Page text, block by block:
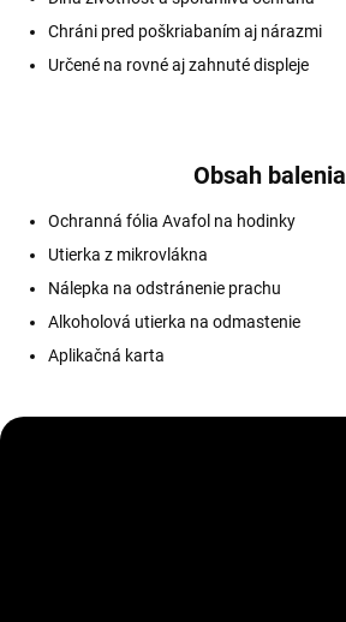
Chráni pred poškriabaním aj nárazmi
Určené na rovné aj zahnuté displeje
Obsah balenia
Ochranná fólia Avafol na hodinky
Utierka z mikrovlákna
Nálepka na odstránenie prachu
Alkoholová utierka na odmastenie
Aplikačná karta